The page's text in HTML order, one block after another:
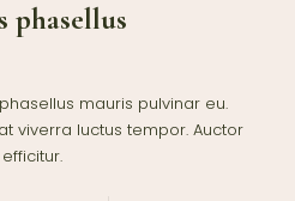
phasellus
mauris pulvinar eu.
viverra luctus tempor. Auctor